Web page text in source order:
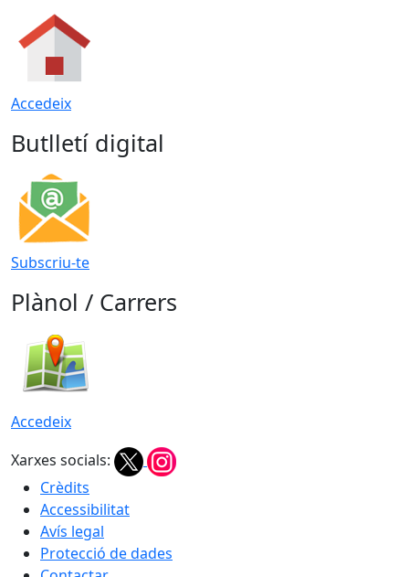
Accedeix
Butlletí digital
Subscriu-te
Plànol / Carrers
Accedeix
Xarxes socials:
Crèdits
Accessibilitat
Avís legal
Protecció de dades